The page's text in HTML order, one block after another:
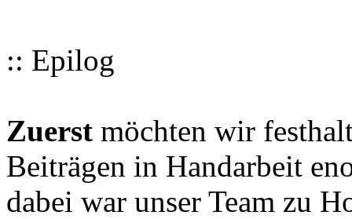
:: Epilog
Zuerst möchten wir
Beiträgen in Handarbeit
dabei war unser Team zu